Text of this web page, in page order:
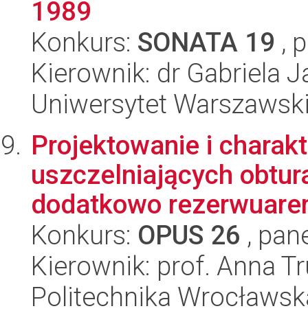
1989
Konkurs: SONATA 19 ,
Kierownik: dr Gabriela
Uniwersytet
Projektowanie i
uszczelniających
dodatkowo
Konkurs: OPUS 26 ,
Kierownik: prof. Anna
Politechnika